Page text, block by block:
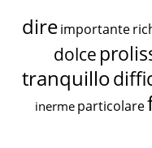
dire importante
dolce
tranquillo
inerme particolare